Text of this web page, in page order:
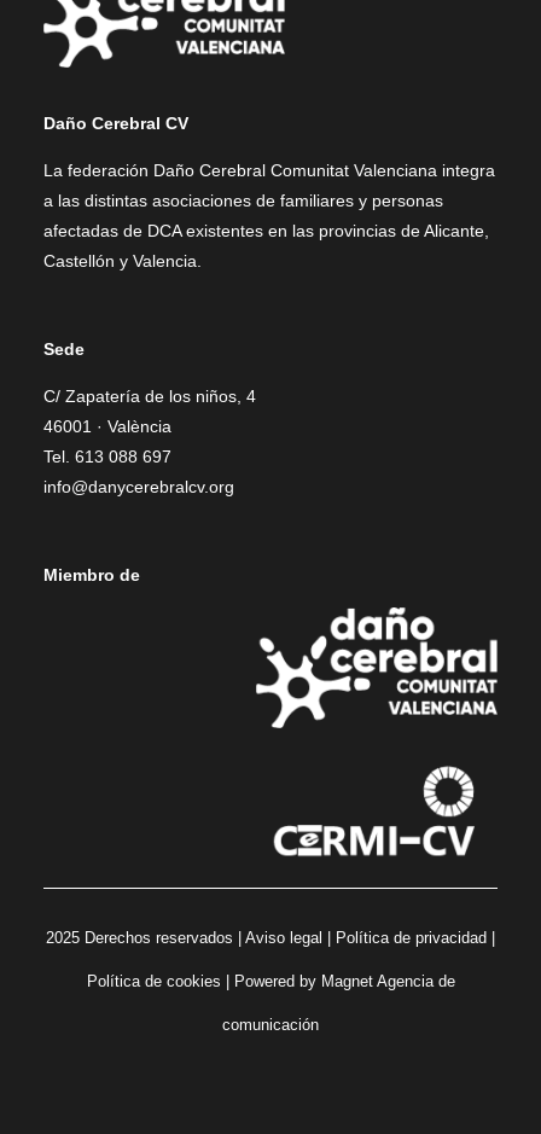
Daño Cerebral CV
La federación Daño Cerebral Comunitat Valenciana integra
a las distintas asociaciones de familiares y personas
afectadas de DCA existentes en las provincias de Alicante,
Castellón y Valencia.
Sede
C/ Zapatería de los niños, 4
46001 · València
Tel. 613 088 697
info@danycerebralcv.org
Miembro de
2025 Derechos reservados | Aviso legal Política de privacidad
Política de cookies | Powered by Magnet Agencia de
comunicación